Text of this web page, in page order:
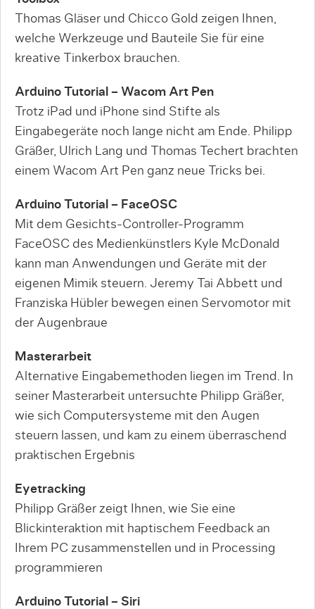
Thomas Gläser und Chicco Gold zeigen Ihnen,
welche Werkzeuge und Bauteile Sie für eine
kreative Tinkerbox brauchen.
Arduino Tutorial – Wacom Art Pen
Trotz iPad und iPhone sind Stifte als
Eingabegeräte noch lange nicht am Ende. Philipp
Gräßer, Ulrich Lang und Thomas Techert brachten
einem Wacom Art Pen ganz neue Tricks bei.
Arduino Tutorial – FaceOSC
Mit dem Gesichts-Controller-Programm
FaceOSC des Medienkünstlers Kyle McDonald
kann man Anwendungen und Geräte mit der
eigenen Mimik steuern. Jeremy Tai Abbett und
Franziska Hübler bewegen einen Servomotor mit
der Augenbraue
Masterarbeit
Alternative Eingabemethoden liegen im Trend. In
seiner Masterarbeit untersuchte Philipp Gräßer,
wie sich Computersysteme mit den Augen
steuern lassen, und kam zu einem überraschend
praktischen Ergebnis
Eyetracking
Philipp Gräßer zeigt Ihnen, wie Sie eine
Blickinteraktion mit haptischem Feedback an
Ihrem PC zusammenstellen und in Processing
programmieren
Arduino Tutorial – Siri